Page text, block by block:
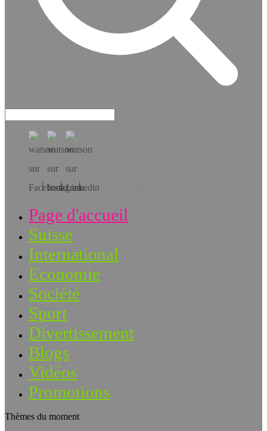
Téléchargez l’app!
Page d'accueil
Suisse
International
Economie
Société
Sport
Divertissement
Blogs
Vidéos
Promotions
Thèmes du moment